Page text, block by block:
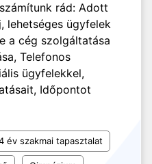
rád: Adott
lehetséges ügyfelek
a cég szolgáltatása
Telefonos
ügyfelekkel,
Időpontot
év szakmai tapasztalat